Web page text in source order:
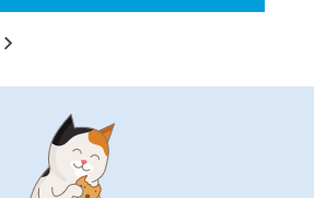
(154 arvostelut)
16,95
(20 arvostelut)